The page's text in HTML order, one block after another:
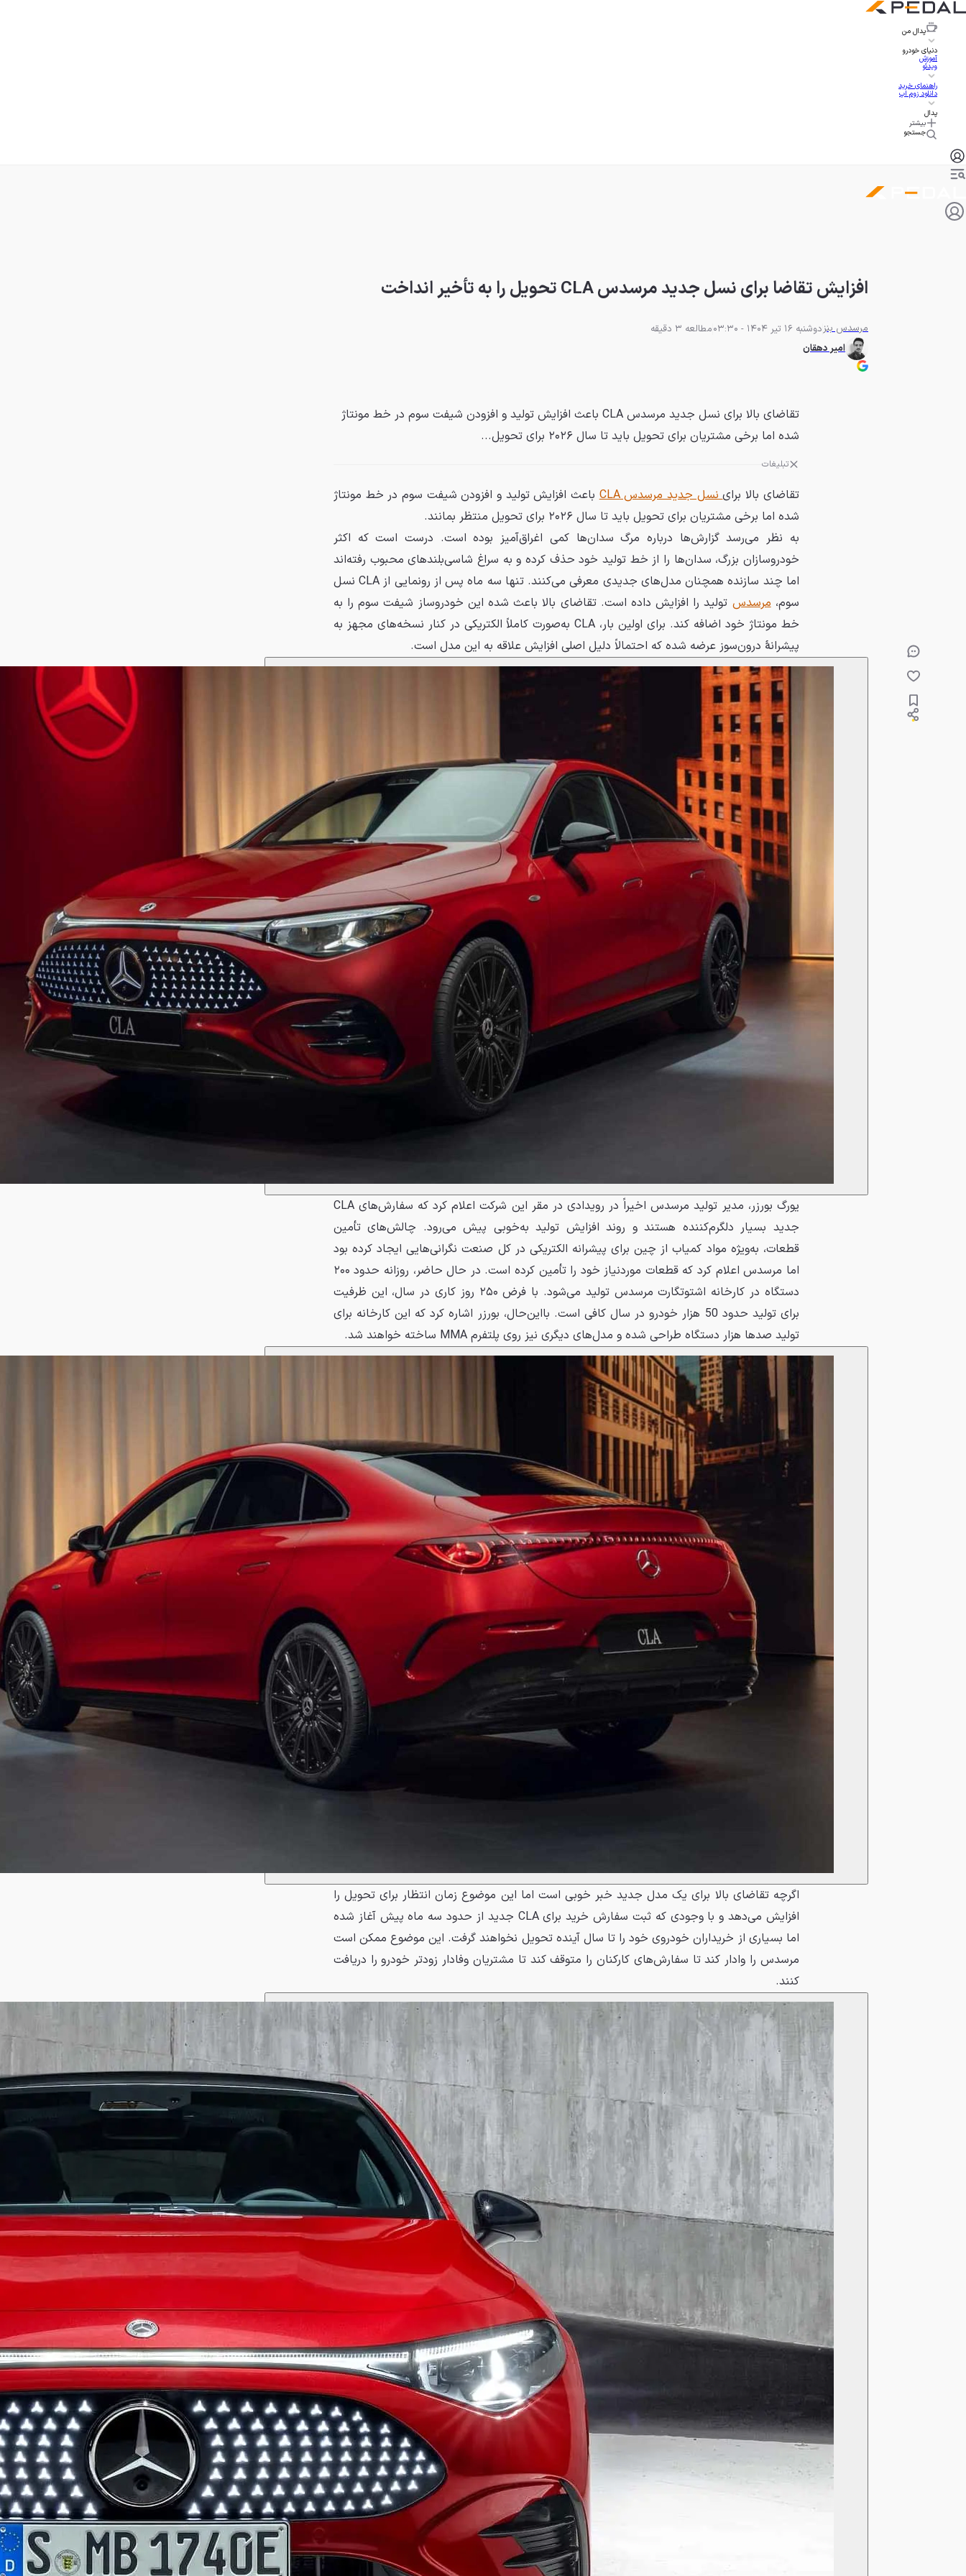
پدال من
دنیای خودرو
آموزش
ویدئو
راهنمای خرید
دانلود زوم اپ
پدال
بیشتر
جستجو
افزایش تقاضا برای نسل جدید مرسدس CLA تحویل را به تأخیر انداخت
مرسدس بنزدوشنبه 16 تیر 1404 - 03:30
مطالعه 3 دقیقه
امیر دهقان
تقاضای بالا برای نسل جدید مرسدس CLA باعث افزایش تولید و افزودن شیفت سوم در خط مونتاژ
شده اما برخی مشتریان برای تحویل باید تا سال ۲۰۲۶ برای تحویل...
تبلیغات
تقاضای بالا براینسل جدید مرسدس CLA
باعث افزایش تولید و افزودن شیفت سوم در خط مونتاژ
شده اما برخی مشتریان برای تحویل باید تا سال ۲۰۲۶ برای تحویل منتظر بمانند.
به نظر می‌رسد گزارش‌ها درباره مرگ سدان‌ها کمی اغراق‌آمیز بوده است. درست است که اکثر
خودروسازان بزرگ، سدان‌ها را از خط تولید خود حذف کرده و به سراغ شاسی‌بلندهای محبوب رفته‌اند
اما چند سازنده همچنان مدل‌های جدیدی معرفی می‌کنند. تنها سه ماه پس از رونمایی از CLA نسل
سوم،مرسدس تولید را افزایش داده است. تقاضای بالا باعث شده این خودروساز شیفت سوم را به
خط مونتاژ خود اضافه کند. برای اولین بار، CLA به‌صورت کاملاً الکتریکی در کنار نسخه‌های مجهز به
پیشرانهٔ درون‌سوز عرضه شده که احتمالاً دلیل اصلی افزایش علاقه به این مدل است.
یورگ بورزر، مدیر تولید مرسدس اخیراً در رویدادی در مقر این شرکت اعلام کرد که سفارش‌های CLA
جدید بسیار دلگرم‌کننده هستند و روند افزایش تولید به‌خوبی پیش می‌رود. چالش‌های تأمین
قطعات، به‌ویژه مواد کمیاب از چین برای پیشرانه الکتریکی در کل صنعت نگرانی‌هایی ایجاد کرده بود
اما مرسدس اعلام کرد که قطعات موردنیاز خود را تأمین کرده است. در حال حاضر، روزانه حدود ۲۰۰
دستگاه در کارخانه اشتوتگارت مرسدس تولید می‌شود. با فرض ۲۵۰ روز کاری در سال، این ظرفیت
برای تولید حدود 50 هزار خودرو در سال کافی است. بااین‌حال، بورزر اشاره کرد که این کارخانه برای
تولید صدها هزار دستگاه طراحی شده و مدل‌های دیگری نیز روی پلتفرم MMA ساخته خواهند شد.
اگرچه تقاضای بالا برای یک مدل جدید خبر خوبی است اما این موضوع زمان انتظار برای تحویل را
افزایش می‌دهد و با وجودی که ثبت سفارش خرید برای CLA جدید از حدود سه ماه پیش آغاز شده
اما بسیاری از خریداران خودروی خود را تا سال آینده تحویل نخواهند گرفت. این موضوع ممکن است
مرسدس را وادار کند تا سفارش‌های کارکنان را متوقف کند تا مشتریان وفادار زودتر خودرو را دریافت
کنند.